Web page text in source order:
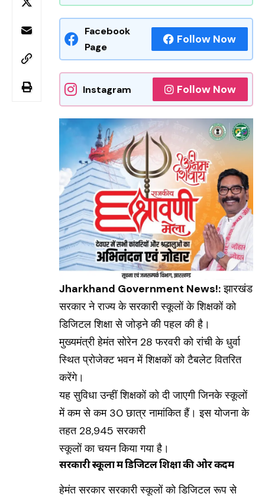
Facebook
Page
Follow Now
Instagram Follow Now
Jharkhand Government News!:झारखंड
सरकार ने राज्य के सरकारी स्कूलों के शिक्षकों को
डिजिटल शिक्षा से जोड़ने की पहल की है।
मुख्यमंत्री हेमंत सोरेन 28 फरवरी को रांची के धुर्वा
स्थित प्रोजेक्ट भवन में शिक्षकों को टैबलेट वितरित
करेंगे।
यह सुविधा उन्हीं शिक्षकों को दी जाएगी जिनके स्कूलों
में कम से कम 30 छात्र नामांकित हैं। इस योजना के
तहत 28,945 सरकारी
स्कूलों का चयन किया गया है।
सरकारी स्कूलों में डिजिटल शिक्षा की ओर कदम
हेमंत सरकार सरकारी स्कूलों को डिजिटल रूप से